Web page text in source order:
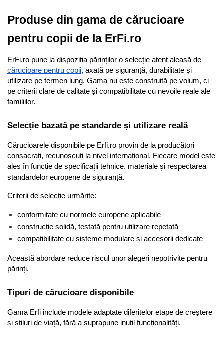
Produse din gama de cărucioare
pentru copii de la ErFi.ro
cărucioare pentru copii, axată pe siguranță, durabilitate și
utilizare pe termen lung. Gama nu este construită pe volum, ci
pe criterii clare de calitate și compatibilitate cu nevoile reale ale
familiilor.
Selecție bazată pe standarde și utilizare reală
Cărucioarele disponibile pe Erfi.ro provin de la producători
consacrați, recunoscuți la nivel internațional. Fiecare model este
ales în funcție de specificații tehnice, materiale și respectarea
standardelor europene de siguranță.
Criterii de selecție urmărite:
conformitate cu normele europene aplicabile
construcție solidă, testată pentru utilizare repetată
compatibilitate cu sisteme modulare și accesorii dedicate
Această abordare reduce riscul unor alegeri nepotrivite pentru
părinți.
Tipuri de cărucioare disponibile
Gama Erfi include modele adaptate diferitelor etape de creștere
și stiluri de viață, fără a suprapune inutil funcționalități.